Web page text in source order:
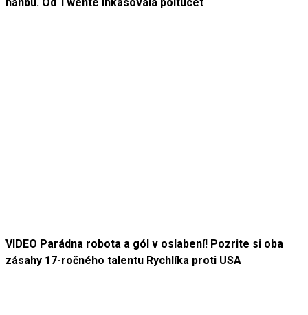
VIDEO Parádna robota a gól v oslabení! Pozrite si oba
zásahy 17-ročného talentu Rychlíka proti USA